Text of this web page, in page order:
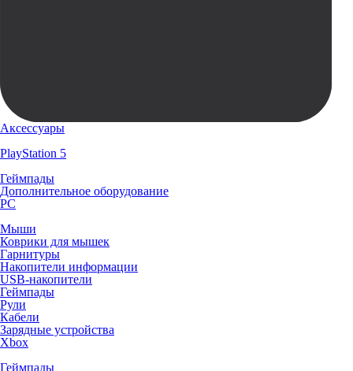
Аксессуары
PlayStation 5
Геймпады
Дополнительное оборудование
PC
Мыши
Коврики для мышек
Гарнитуры
Накопители информации
USB-накопители
Геймпады
Рули
Кабели
Зарядные устройства
Xbox
Геймпады